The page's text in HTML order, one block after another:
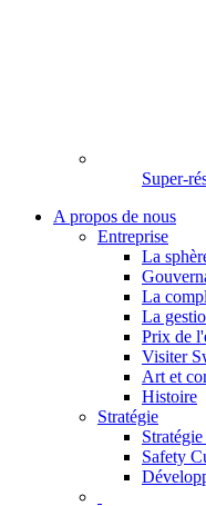
Super-
A propos de nous
Entreprise
La
La
La
Prix de
Visiter
Art et
Histoire
Stratégie
Safety